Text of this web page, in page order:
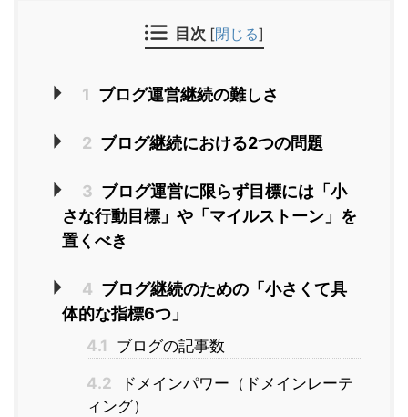
目次 [閉じる]
1 ブログ運営継続の難しさ
2 ブログ継続における2つの問題
3 ブログ運営に限らず目標には「小
さな行動目標」や「マイルストーン」を
置くべき
4 ブログ継続のための「小さくて具
体的な指標6つ」
4.1 ブログの記事数
4.2
ドメインパワー（ドメインレーテ
ィング）